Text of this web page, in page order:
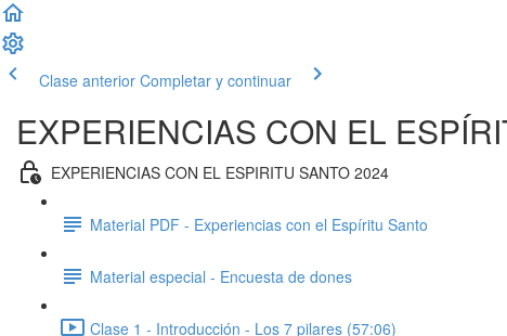
Clase anterior Completar y continuar
EXPERIENCIAS CON EL
EXPERIENCIAS CON EL ESPIRITU SANTO 2024
Material PDF - Experiencias con el Espíritu Santo
Material especial - Encuesta de dones
Clase 1 - Introducción - Los 7 pilares (57:06)